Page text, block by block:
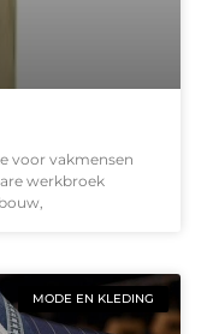
voor vakmensen
werkbroek
MODE EN KLEDING